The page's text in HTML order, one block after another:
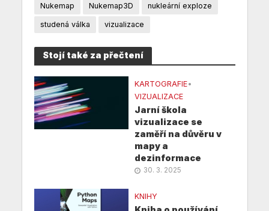
Nukemap Nukemap3D nukleární exploze
studená válka vizualizace
Stojí také za přečtení
KARTOGRAFIE•
VIZUALIZACE
Jarní škola
vizualizace se
zaměří na důvěru v
mapy a
dezinformace
30. 3. 2025
KNIHY